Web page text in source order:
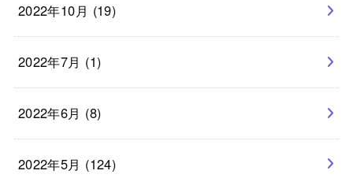
2022年10月 (19)
2022年7月 (1)
2022年6月 (8)
2022年5月 (124)